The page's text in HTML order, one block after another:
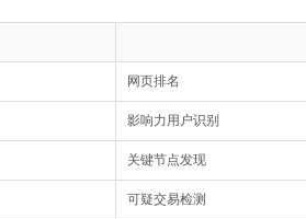
网页排名
影响力用户识别
关键节点发现
可疑交易检测